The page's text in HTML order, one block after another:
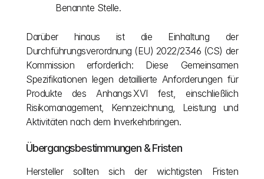
Benannte Stelle.
Darüber hinaus ist die Einhaltung der
Durchführungsverordnung (EU) 2022/2346 (CS) der
Kommission erforderlich: Diese Gemeinsamen
Spezifikationen legen detaillierte Anforderungen für
Produkte des Anhangs XVI fest, einschließlich
Risikomanagement, Kennzeichnung, Leistung und
Aktivitäten nach dem Inverkehrbringen.
Übergangsbestimmungen & Fristen
Hersteller sollten sich der wichtigsten Fristen